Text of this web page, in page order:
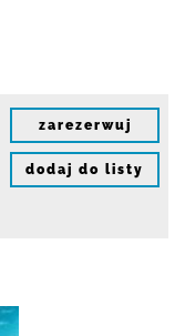
zarezerwuj
dodaj do listy